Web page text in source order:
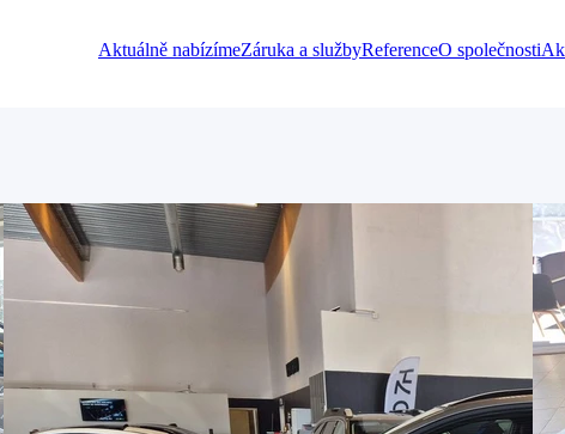
Aktuálně nabízímeZáruka a službyReferenceO společnosti